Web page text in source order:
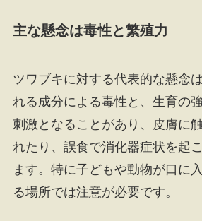
主な懸念は毒性と繁殖力
ツワブキに対する代表的な懸念
れる成分による毒性と、生育の
刺激となることがあり、皮膚に
れたり、誤食で消化器症状を起
ます。特に子どもや動物が口に
る場所では注意が必要です。